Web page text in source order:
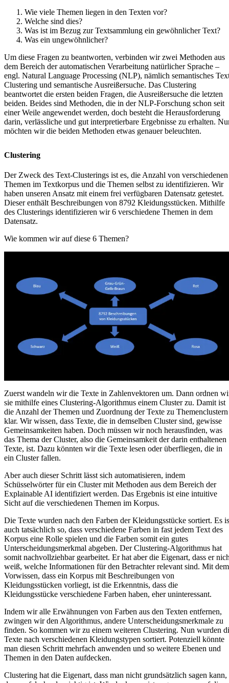
Wie viele Themen liegen in den Texten vor?
Welche sind dies?
Was ist im Bezug zur Textsammlung ein gewöhnlicher Text?
Was ein ungewöhnlicher?
Um diese Fragen zu beantworten, verbinden wir zwei Methoden aus
dem Bereich der automatischen Verarbeitung natürlicher Sprache –
engl. Natural Language Processing (NLP), nämlich semantisches
Clustering und semantische Ausreißersuche. Das Clustering
beantwortet die ersten beiden Fragen, die Ausreißersuche die letzten
beiden. Beides sind Methoden, die in der NLP-Forschung schon seit
einer Weile angewendet werden, doch besteht die Herausforderung
darin, verlässliche und gut interpretierbare Ergebnisse zu erhalten.
möchten wir die beiden Methoden etwas genauer beleuchten.
Clustering
Der Zweck des Text-Clusterings ist es, die Anzahl von verschiedenen
Themen im Textkorpus und die Themen selbst zu identifizieren. Wir
haben unseren Ansatz mit einem frei verfügbaren Datensatz getestet.
Dieser enthält Beschreibungen von 8792 Kleidungsstücken. Mithilfe
des Clusterings identifizieren wir 6 verschiedene Themen in dem
Datensatz.
Wie kommen wir auf diese 6 Themen?
Zuerst wandeln wir die Texte in Zahlenvektoren um. Dann ordnen
sie mithilfe eines Clustering-Algorithmus einem Cluster zu. Damit ist
die Anzahl der Themen und Zuordnung der Texte zu Themenclustern
klar. Wir wissen, dass Texte, die in demselben Cluster sind, gewisse
Gemeinsamkeiten haben. Doch müssen wir noch herausfinden, was
das Thema der Cluster, also die Gemeinsamkeit der darin enthaltenen
Texte, ist. Dazu könnten wir die Texte lesen oder überfliegen, die in
ein Cluster fallen.
Aber auch dieser Schritt lässt sich automatisieren, indem
Schüsselwörter für ein Cluster mit Methoden aus dem Bereich der
Explainable AI identifiziert werden. Das Ergebnis ist eine intuitive
Sicht auf die verschiedenen Themen im Korpus.
Die Texte wurden nach den Farben der Kleidungsstücke sortiert. Es
auch tatsächlich so, dass verschiedene Farben in fast jedem Text des
Korpus eine Rolle spielen und die Farben somit ein gutes
Unterscheidungsmerkmal abgeben. Der Clustering-Algorithmus hat
somit nachvollziehbar gearbeitet. Er hat aber die Eigenart, dass er
weiß, welche Informationen für den Betrachter relevant sind. Mit dem
Vorwissen, dass ein Korpus mit Beschreibungen von
Kleidungsstücken vorliegt, ist die Erkenntnis, dass die
Kleidungsstücke verschiedene Farben haben, eher uninteressant.
Indem wir alle Erwähnungen von Farben aus den Texten entfernen,
zwingen wir den Algorithmus, andere Unterscheidungsmerkmale zu
finden. So kommen wir zu einem weiteren Clustering. Nun wurden
Texte nach verschiedenen Kleidungstypen sortiert. Potenziell könnte
man diesen Schritt mehrfach anwenden und so weitere Ebenen und
Themen in den Daten aufdecken.
Clustering hat die Eigenart, dass man nicht grundsätzlich sagen kann,